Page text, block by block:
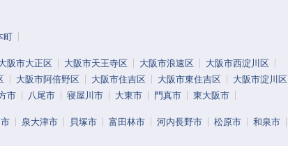
町
阪市大正区 大阪市天王寺区 大阪市浪速区
大阪市西淀川区
大阪市阿倍野区 大阪市住吉区 大阪市東住吉区
大阪市淀川区
市 八尾市 寝屋川市 大東市 門真市 東大阪市
泉大津市 貝塚市 富田林市 河内長野市 松原市
和泉市